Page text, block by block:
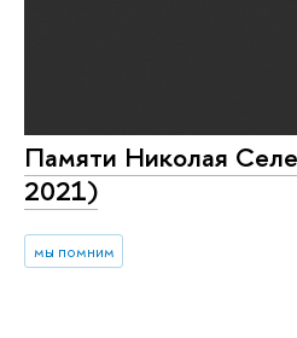
Памяти Николая
2021)
мы помним